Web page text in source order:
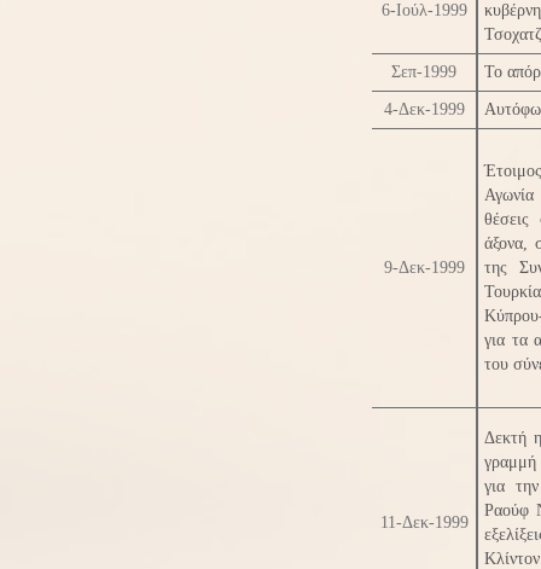
6-Ιούλ-1999
Σεπ-1999 Το
4-Δεκ-1999
9-Δεκ-1999
θέσεις
άξονα,
της
για τα
του
11-Δεκ-1999
Δεκτή
γραμμή
για
Ραούφ